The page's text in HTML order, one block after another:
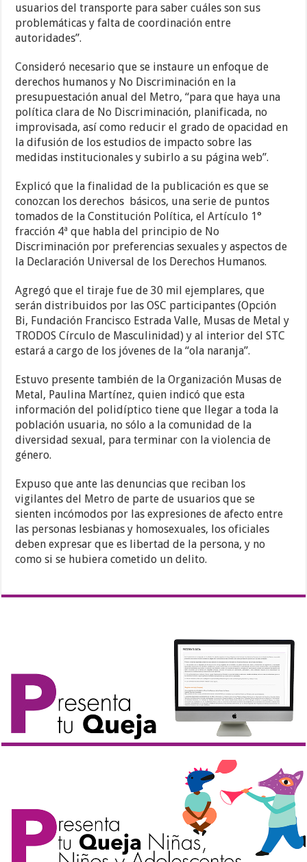
usuarios del transporte para saber cuáles son sus
problemáticas y falta de coordinación entre
autoridades”.
Consideró necesario que se instaure un enfoque de
derechos humanos y No Discriminación en la
presupuestación anual del Metro, “para que haya una
política clara de No Discriminación, planificada, no
improvisada, así como reducir el grado de opacidad en
la difusión de los estudios de impacto sobre las
medidas institucionales y subirlo a su página web”.
Explicó que la finalidad de la publicación es que se
conozcan los derechos básicos, una serie de puntos
tomados de la Constitución Política, el Artículo 1°
fracción 4ª que habla del principio de No
Discriminación por preferencias sexuales y aspectos de
la Declaración Universal de los Derechos Humanos.
Agregó que el tiraje fue de 30 mil ejemplares, que
serán distribuidos por las OSC participantes (Opción
Bi, Fundación Francisco Estrada Valle, Musas de Metal y
TRODOS Círculo de Masculinidad) y al interior del STC
estará a cargo de los jóvenes de la “ola naranja”.
Estuvo presente también de la Organización Musas de
Metal, Paulina Martínez, quien indicó que esta
información del polidíptico tiene que llegar a toda la
población usuaria, no sólo a la comunidad de la
diversidad sexual, para terminar con la violencia de
género.
Expuso que ante las denuncias que reciban los
vigilantes del Metro de parte de usuarios que se
sienten incómodos por las expresiones de afecto entre
las personas lesbianas y homosexuales, los oficiales
deben expresar que es libertad de la persona, y no
como si se hubiera cometido un delito.